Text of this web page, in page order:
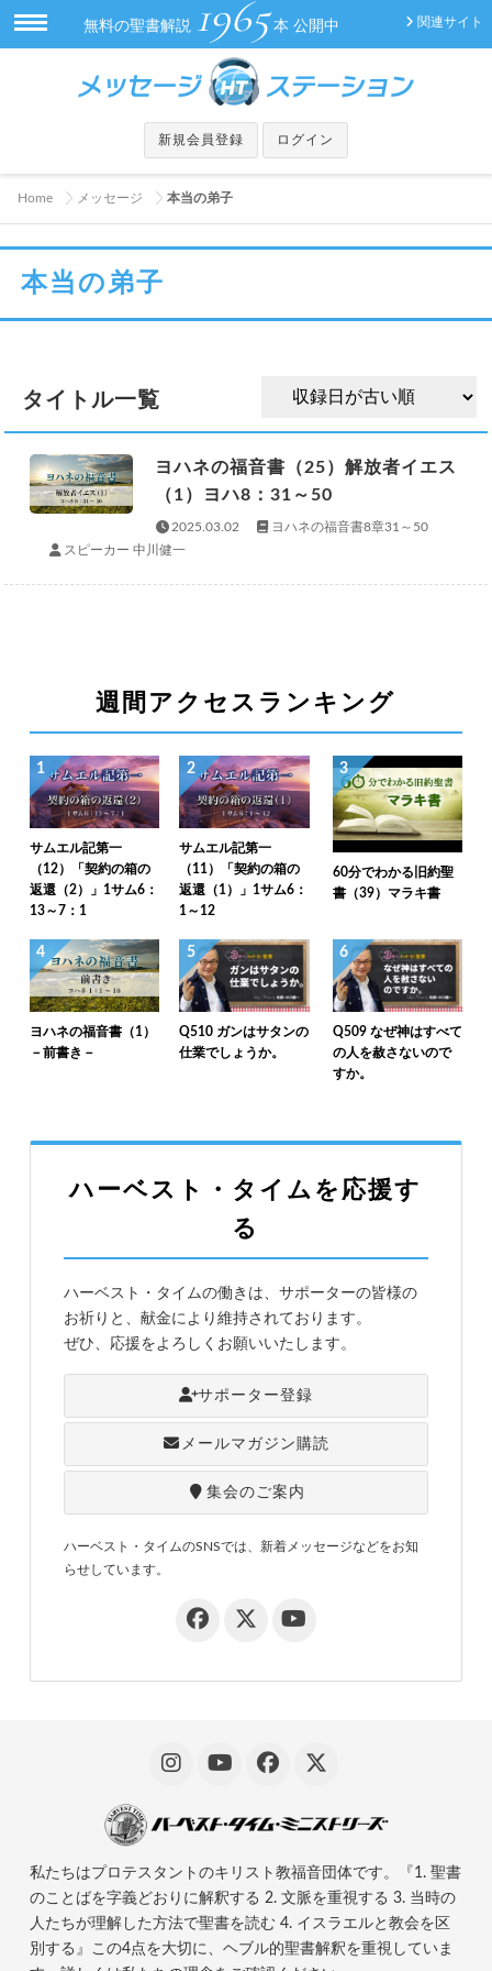
関連サイト
無料の聖書解説 1965 本 公開中
新規会員登録 ログイン
Home メッセージ 本当の弟子
本当の弟子
タイトル一覧
ヨハネの福音書（25）解放者イエス
（1）ヨハ8：31～50
2025.03.02
ヨハネの福音書8章31～50
スピーカー 中川健一
週間アクセスランキング
1
サムエル記第一
（12）「契約の箱の
返還（2）」1サム6：
13～7：1
2
サムエル記第一
（11）「契約の箱の
返還（1）」1サム6：
1～12
3
60分でわかる旧約聖
書（39）マラキ書
4
ヨハネの福音書（1）
－前書き－
5
Q510 ガンはサタンの
仕業でしょうか。
6
Q509 なぜ神はすべて
の人を赦さないので
すか。
ハーベスト・タイムを応援す
る
ハーベスト・タイムの働きは、サポーターの皆様の
お祈りと、献金により維持されております。
ぜひ、応援をよろしくお願いいたします。
サポーター登録
メールマガジン購読
集会のご案内
ハーベスト・タイムのSNSでは、新着メッセージなどをお知
らせしています。
私たちはプロテスタントのキリスト教福音団体です。『1. 聖書
のことばを字義どおりに解釈する 2. 文脈を重視する 3. 当時の
人たちが理解した方法で聖書を読む 4. イスラエルと教会を区
別する』この4点を大切に、ヘブル的聖書解釈を重視していま